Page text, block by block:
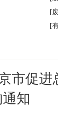
[
[
市促
知